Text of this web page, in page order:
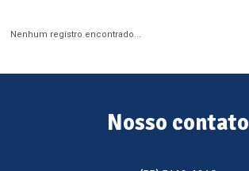
Nenhum registro encontrado...
Nosso contato